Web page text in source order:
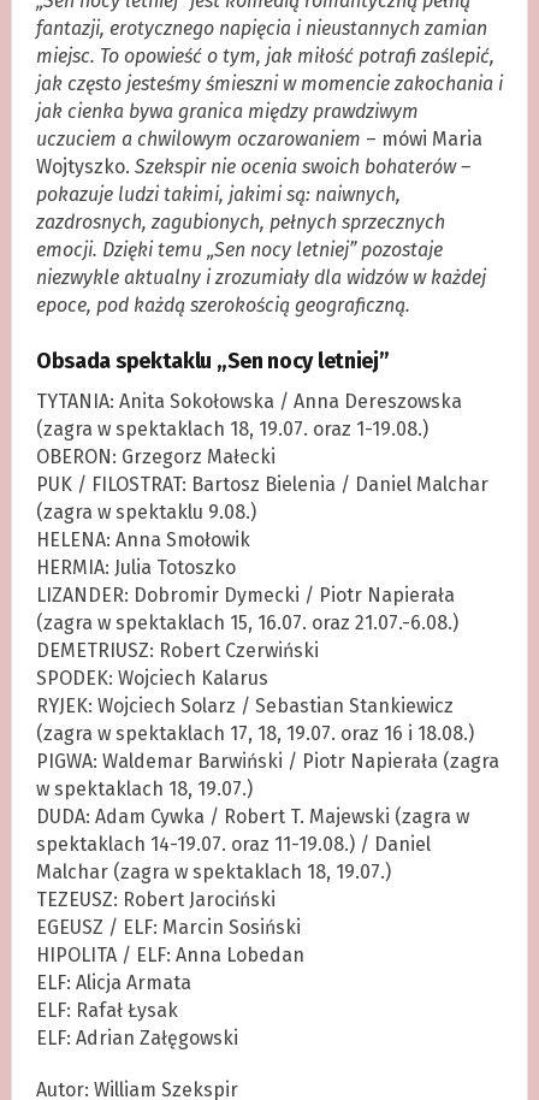
fantazji, erotycznego napięcia i nieustannych zamian
miejsc. To opowieść o tym, jak miłość potrafi zaślepić,
jak często jesteśmy śmieszni w momencie zakochania i
jak cienka bywa granica między prawdziwym
uczuciem a chwilowym oczarowaniem – mówi Maria
Wojtyszko. Szekspir nie ocenia swoich bohaterów –
pokazuje ludzi takimi, jakimi są: naiwnych,
zazdrosnych, zagubionych, pełnych sprzecznych
emocji. Dzięki temu „Sen nocy letniej” pozostaje
niezwykle aktualny i zrozumiały dla widzów w każdej
epoce, pod każdą szerokością geograficzną.
Obsada spektaklu „Sen nocy letniej”
TYTANIA: Anita Sokołowska / Anna Dereszowska
(zagra w spektaklach 18, 19.07. oraz 1-19.08.)
OBERON: Grzegorz Małecki
PUK / FILOSTRAT: Bartosz Bielenia / Daniel Malchar
(zagra w spektaklu 9.08.)
HELENA: Anna Smołowik
HERMIA: Julia Totoszko
LIZANDER: Dobromir Dymecki / Piotr Napierała
(zagra w spektaklach 15, 16.07. oraz 21.07.-6.08.)
DEMETRIUSZ: Robert Czerwiński
SPODEK: Wojciech Kalarus
RYJEK: Wojciech Solarz / Sebastian Stankiewicz
(zagra w spektaklach 17, 18, 19.07. oraz 16 i 18.08.)
PIGWA: Waldemar Barwiński / Piotr Napierała (zagra
w spektaklach 18, 19.07.)
DUDA: Adam Cywka / Robert T. Majewski (zagra w
spektaklach 14-19.07. oraz 11-19.08.) / Daniel
Malchar (zagra w spektaklach 18, 19.07.)
TEZEUSZ: Robert Jarociński
EGEUSZ / ELF: Marcin Sosiński
HIPOLITA / ELF: Anna Lobedan
ELF: Alicja Armata
ELF: Rafał Łysak
ELF: Adrian Załęgowski
Autor: William Szekspir